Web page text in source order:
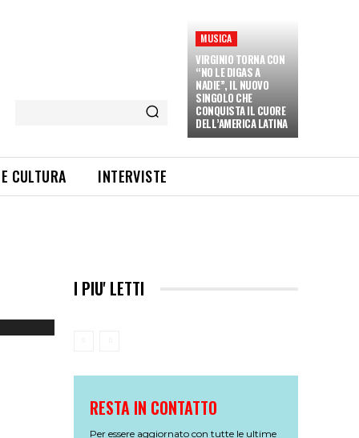
MUSICA
VIRGINIO TORNA CON
“NO LE DIGAS A
NADIE”, IL NUOVO
SINGOLO CHE
CONQUISTA IL CUORE
DELL’AMERICA LATINA
CULTURA INTERVISTE
I PIU' LETTI
RESTA IN CONTATTO
Per essere aggiornato con tutte le ultime